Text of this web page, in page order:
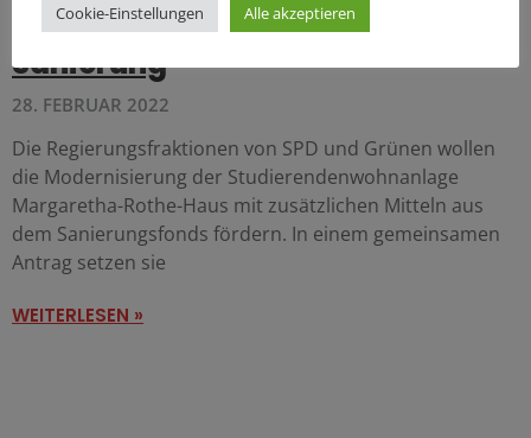
Millionen Euro für klimataugliche
Sanierung
28. FEBRUAR 2022
Die Regierungsfraktionen von SPD und Grünen wollen
die Modernisierung der Studierendenwohnanlage
Margaretha-Rothe-Haus mit zusätzlichen Mitteln aus
dem Sanierungsfonds fördern. In einem gemeinsamen
Antrag setzen sie
WEITERLESEN »
Cookie-Einstellungen Alle akzeptieren